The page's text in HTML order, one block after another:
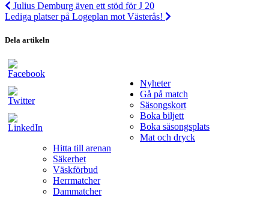
Julius Demburg även ett stöd för J 20
Lediga platser på Logeplan mot Västerås!
Dela artikeln
Nyheter
Gå på match
Säsongskort
Boka biljett
Boka säsongsplats
Mat och dryck
Hitta till arenan
Säkerhet
Väskförbud
Herrmatcher
Dammatcher